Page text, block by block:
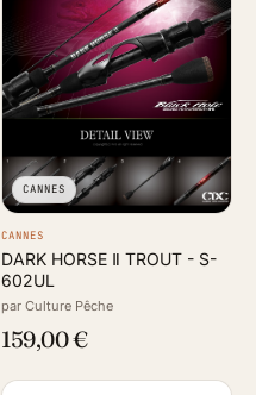
CANNES
CANNES
DARK HORSE Ⅱ TROUT - S-
602UL
par Culture Pêche
159,00 €